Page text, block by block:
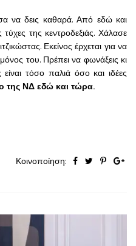
να δεις καθαρά. Από εδώ και
της κεντροδεξιάς. Χάλασε
Εκείνος έρχεται για να
του. Πρέπει να φωνάξεις κι
τόσο παλιά όσο και ιδέες
της ΝΔ εδώ και τώρα.
Κοινοποίηση: